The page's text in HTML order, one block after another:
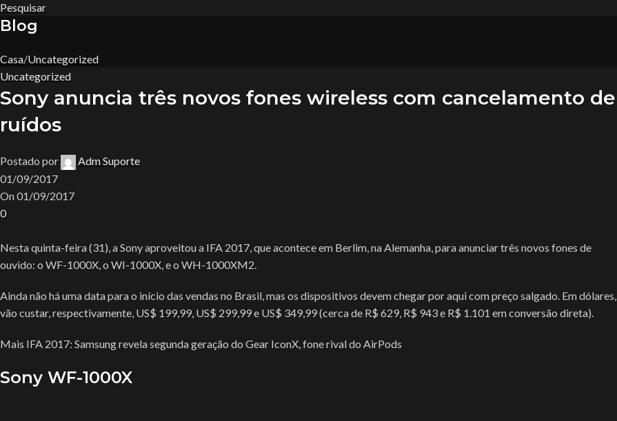
Pesquisar
Blog
Casa Uncategorized
Uncategorized
Sony anuncia três novos fones wireless com cancelamento de
ruídos
Postado por
Adm Suporte
01/09/2017
On 01/09/2017
0
Nesta quinta-feira (31), a Sony aproveitou a IFA 2017, que acontece em Berlim, na Alemanha, para anunciar três novos fones de
ouvido: o WF-1000X, o WI-1000X, e o WH-1000XM2.
Ainda não há uma data para o início das vendas no Brasil, mas os dispositivos devem chegar por aqui com preço salgado. Em dólares,
vão custar, respectivamente, US$ 199,99, US$ 299,99 e US$ 349,99 (cerca de R$ 629, R$ 943 e R$ 1.101 em conversão direta).
Mais IFA 2017: Samsung revela segunda geração do Gear IconX, fone rival do AirPods
Sony WF-1000X